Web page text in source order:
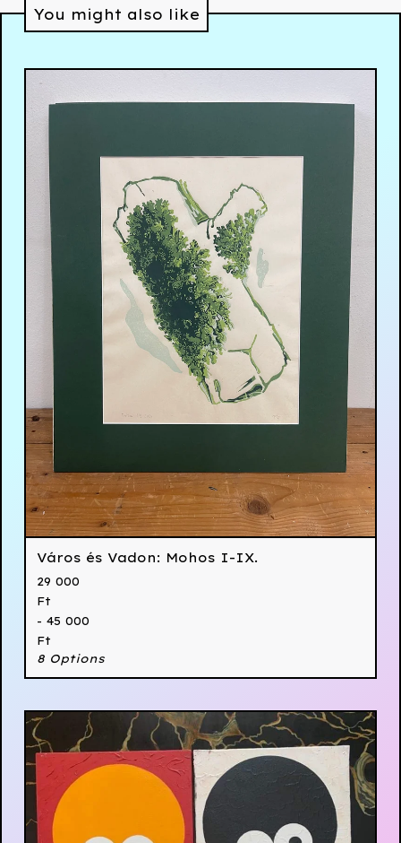
You might also like
Város és Vadon: Mohos I-IX.
29 000
Ft
- 45 000
Ft
8 Options